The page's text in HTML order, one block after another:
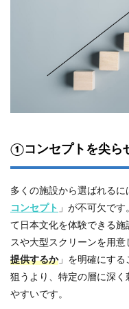
①コンセプトを尖ら
多くの施設から選ばれるに
コンセプト 」が不可欠で
て日本文化を体験できる
スや大型スクリーンを用意
提供するか」を明確にする
狙うより、特定の層に深く
やすいです。